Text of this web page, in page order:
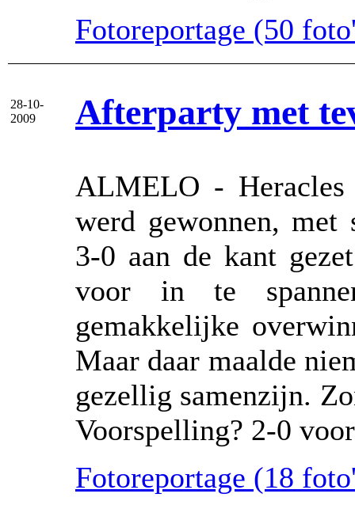
Fotoreportage (50
28-10-
2009
Afterparty met
ALMELO -
werd gewonnen, met
3-0 aan de kant
voor in te
gemakkelijke
Maar daar maalde
gezellig samenzijn.
Voorspelling? 2-0
Fotoreportage (18